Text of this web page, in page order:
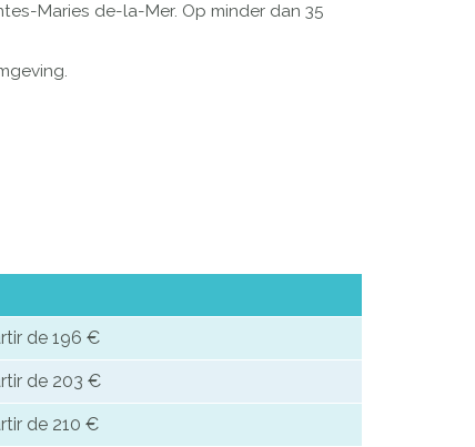
Maries de-la-Mer. Op minder dan 35
de 196 €
de 203 €
de 210 €